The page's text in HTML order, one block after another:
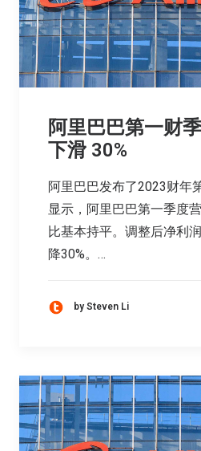
阿里巴巴第一财
下滑 30%
阿里巴巴发布了2023财年
显示，阿里巴巴第一季度
比基本持平。调整后净利
降30%。…
by Steven Li